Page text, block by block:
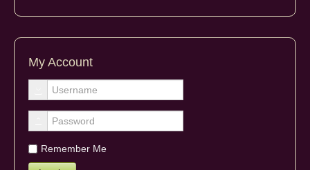
My Account
Remember Me